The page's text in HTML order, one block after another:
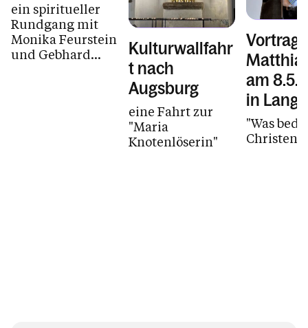
ein spiritueller
Rundgang mit
Monika Feurstein
und Gebhard
Kulturwallfahr
t nach
Augsburg
eine Fahrt zur
"Maria
Knotenlöserin"
Vortrag
am
in
"Was